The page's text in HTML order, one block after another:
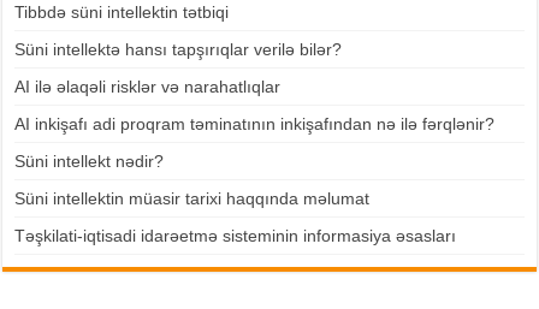
Tibbdə süni intellektin tətbiqi
Süni intellektə hansı tapşırıqlar verilə bilər?
AI ilə əlaqəli risklər və narahatlıqlar
AI inkişafı adi proqram təminatının inkişafından nə ilə fərqlənir?
Süni intellekt nədir?
Süni intellektin müasir tarixi haqqında məlumat
Təşkilati-iqtisadi idarəetmə sisteminin informasiya əsasları